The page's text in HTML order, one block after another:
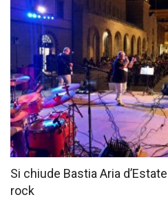
Si chiude Bastia Aria
rock